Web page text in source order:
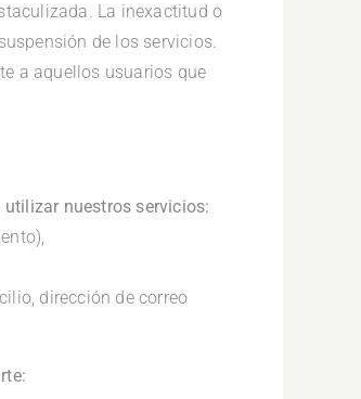
La inexactitud o
de los servicios.
a aquellos usuarios que
nuestros servicios:
dirección de correo